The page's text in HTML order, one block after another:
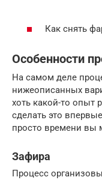
Как снять
Особенности
На самом деле
нижеописанных
хоть какой-то опыт
сделать это
просто времени вы
Зафира
Процесс